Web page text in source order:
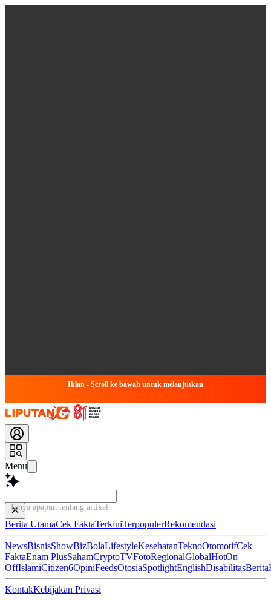
Iklan - Scroll ke bawah untuk melanjutkan
Menu
Tanya apapun tentang artikel ini...
Berita UtamaCek FaktaTerkiniTerpopulerRekomendasi
NewsBisnisShowBizBolaLifestyleKesehatanTeknoOtomotifCek
FaktaEnam PlusSahamCryptoTVFotoRegionalGlobalHotOn
OffIslamiCitizen6OpiniFeedsOtosiaSpotlightEnglishDisabilitasBerita
KontakKebijakan Privasi